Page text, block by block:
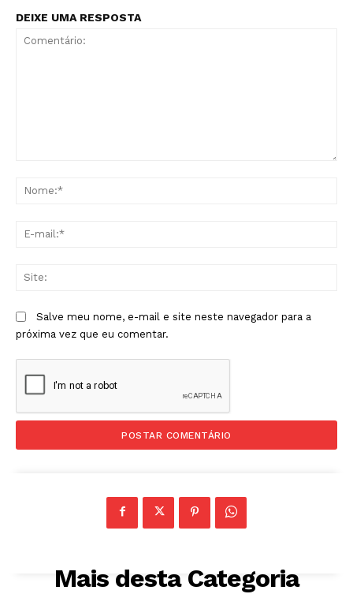
DEIXE UMA RESPOSTA
Salve meu nome, e-mail e site neste navegador para a
próxima vez que eu comentar.
Mais desta Categoria